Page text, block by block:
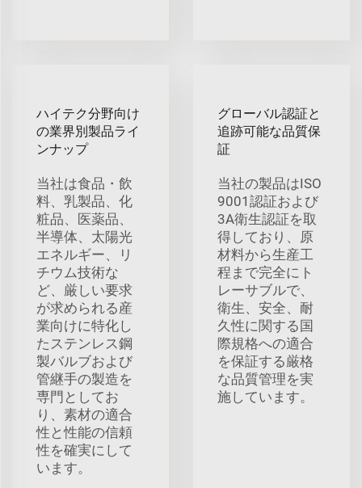
ハイテク分野向け
の業界別製品ライ
ンナップ
当社は食品・飲
料、乳製品、化
粧品、医薬品、
半導体、太陽光
エネルギー、リ
チウム技術な
ど、厳しい要求
が求められる産
業向けに特化し
たステンレス鋼
製バルブおよび
管継手の製造を
専門としてお
り、素材の適合
性と性能の信頼
性を確実にして
います。
グローバル認証と
追跡可能な品質保
証
当社の製品はISO
9001認証および
3A衛生認証を取
得しており、原
材料から生産工
程まで完全にト
レーサブルで、
衛生、安全、耐
久性に関する国
際規格への適合
を保証する厳格
な品質管理を実
施しています。